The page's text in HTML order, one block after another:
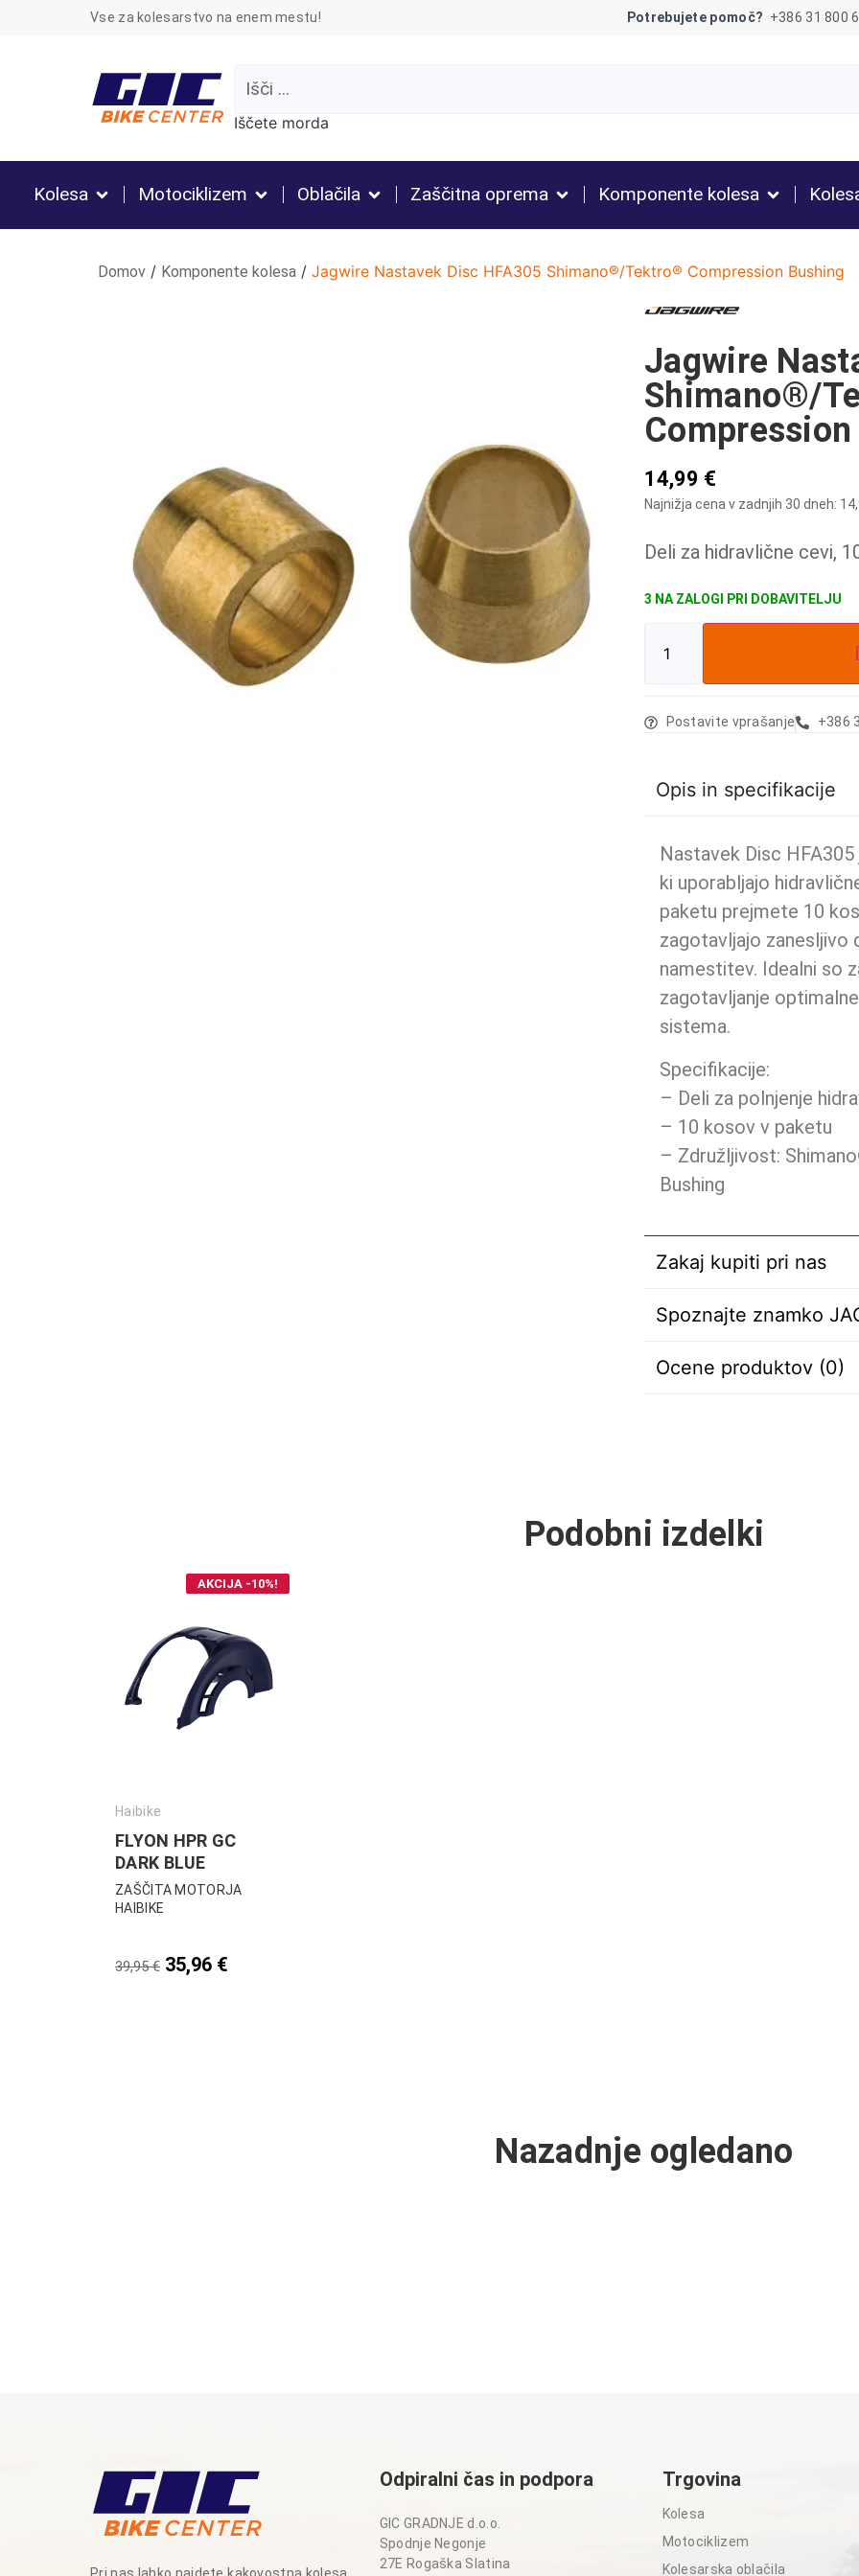
Vse za kolesarstvo na enem mestu! Potrebujete pomoč? +386 31 800
Iščete morda
Kolesa Motociklizem Oblačila Zaščitna oprema Komponente kolesa
Domov / Komponente kolesa / Jagwire Nastavek Disc HFA305 Shimano®/Tektro® Compression Bushing
Jagwire
Shimano®/
14,99 €
Najnižja cena v zadnjih 30 dneh:
Deli za hidravlične cevi,
3 NA ZALOGI
Postavite vprašanje +386
Opis in specifikacije
Nastavek Disc
ki uporabljajo
paketu prejmete 10
zagotavljajo zanesljivo
namestitev. Idealni so
zagotavljanje
sistema.
Specifikacije:
– Deli za polnjenje
– 10 kosov v paketu
– Združljivost:
Bushing
Zakaj kupiti pri nas
Spoznajte znamko
Ocene produktov (0)
Podobni izdelki
AKCIJA -10%!
Haibike
FLYON HPR GC
DARK BLUE
ZAŠČITA MOTORJA
HAIBIKE
39,95€ 35,96 €
Nazadnje ogledano
Odpiralni čas in podpora
GIC GRADNJE d.o.o.
Spodnje Negonje
27E Rogaška Slatina
Trgovina
Kolesa
Motociklizem
Kolesarska oblačila